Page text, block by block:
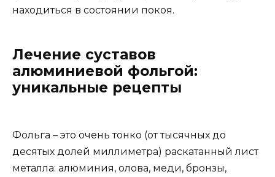
находиться в состоянии покоя.
Лечение суставов
алюминиевой фольгой:
уникальные рецепты
Фольга – это очень тонко (от тысячных до
десятых долей миллиметра) раскатанный лист
металла: алюминия, олова, меди, бронзы,